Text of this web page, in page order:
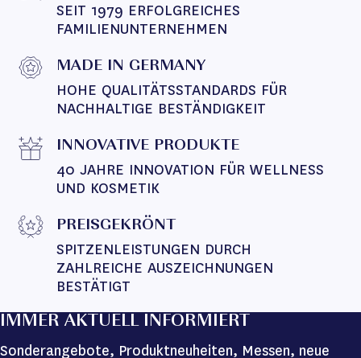
SEIT 1979 ERFOLGREICHES
FAMILIENUNTERNEHMEN
MADE IN GERMANY
HOHE QUALITÄTSSTANDARDS FÜR
NACHHALTIGE BESTÄNDIGKEIT
INNOVATIVE PRODUKTE
40 JAHRE INNOVATION FÜR WELLNESS
UND KOSMETIK
PREISGEKRÖNT
SPITZENLEISTUNGEN DURCH
ZAHLREICHE AUSZEICHNUNGEN
BESTÄTIGT
IMMER AKTUELL INFORMIERT
Sonderangebote, Produktneuheiten, Messen, neue